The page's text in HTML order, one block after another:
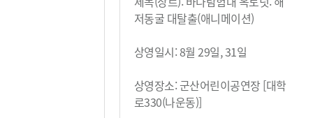
저동굴 대탈출(애니메이션)
상영일시: 8월 29일, 31일
상영장소: 군산어린이공연장 [대학
로330(나운동)]